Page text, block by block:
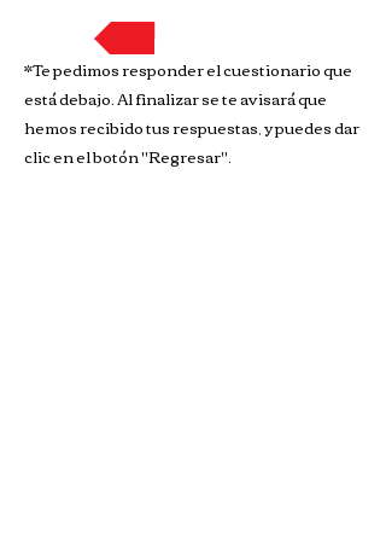
*Te pedimos responder el cuestionario que
está debajo. Al finalizar se te avisará que
hemos recibido tus respuestas, y puedes dar
clic en el botón "Regresar".